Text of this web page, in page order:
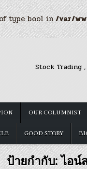
type bool in/var/
Stock Trading ,
OUR COLUMNIST
GOOD STORY
ป้ายกำกับ:ไอน์